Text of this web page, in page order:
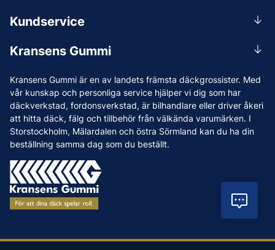
Kransens Gummi är en av landets främsta däckgrossister. Med
vår kunskap och personliga service hjälper vi dig som har
däckverkstad, fordonsverkstad, är bilhandlare eller driver åkeri
att hitta däck, fälg och tillbehör från välkända varumärken. I
Storstockholm, Mälardalen och östra Sörmland kan du ha din
beställning samma dag som du beställt.
Kundservice
Leverans
Reklamation & återköp
Betalning & faktura
Köpvillkor
Vanliga frågor och svar
Kransens Gummi
Vi som jobbar på Kransens Gummi
Jobba hos oss
Nyheter
Tips & Råd
Varumärken
Våra Verkstäder
Press
0156-409 00
Mån-Tors 07.30-16:30, Fre 07.30-15.00.
Lunchstängt 12:00-12:30